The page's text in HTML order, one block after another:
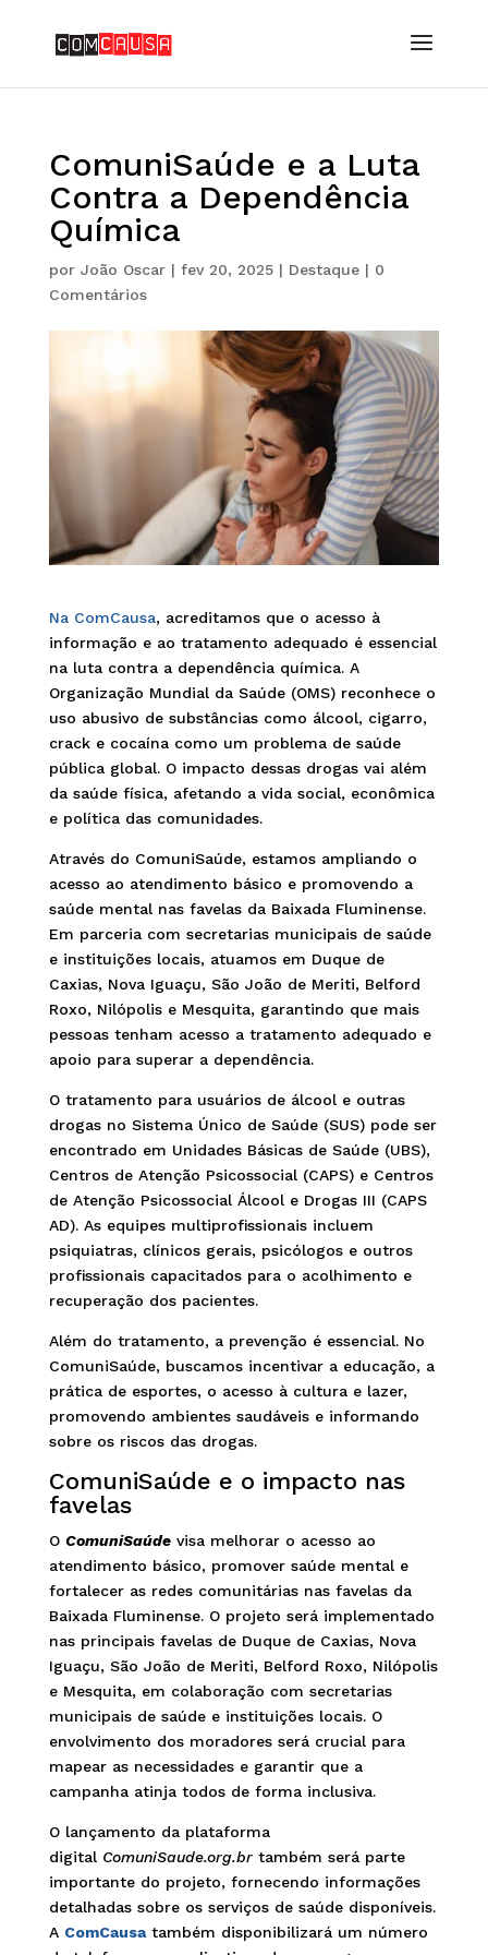
ComuniSaúde e a Luta
Contra a Dependência
Química
por João Oscar| fev 20, 2025| Destaque| 0
Comentários
Na ComCausa, acreditamos que o acesso à
informação e ao tratamento adequado é essencial
na luta contra a dependência química. A
Organização Mundial da Saúde (OMS) reconhece o
uso abusivo de substâncias como álcool, cigarro,
crack e cocaína como um problema de saúde
pública global. O impacto dessas drogas vai além
da saúde física, afetando a vida social, econômica
e política das comunidades.
Através do ComuniSaúde, estamos ampliando o
acesso ao atendimento básico e promovendo a
saúde mental nas favelas da Baixada Fluminense.
Em parceria com secretarias municipais de saúde
e instituições locais, atuamos em Duque de
Caxias, Nova Iguaçu, São João de Meriti, Belford
Roxo, Nilópolis e Mesquita, garantindo que mais
pessoas tenham acesso a tratamento adequado e
apoio para superar a dependência.
O tratamento para usuários de álcool e outras
drogas no Sistema Único de Saúde (SUS) pode ser
encontrado em Unidades Básicas de Saúde (UBS),
Centros de Atenção Psicossocial (CAPS) e Centros
de Atenção Psicossocial Álcool e Drogas III (CAPS
AD). As equipes multiprofissionais incluem
psiquiatras, clínicos gerais, psicólogos e outros
profissionais capacitados para o acolhimento e
recuperação dos pacientes.
Além do tratamento, a prevenção é essencial. No
ComuniSaúde, buscamos incentivar a educação, a
prática de esportes, o acesso à cultura e lazer,
promovendo ambientes saudáveis e informando
sobre os riscos das drogas.
ComuniSaúde e o impacto nas
favelas
O ComuniSaúdevisa melhorar o acesso ao
atendimento básico, promover saúde mental e
fortalecer as redes comunitárias nas favelas da
Baixada Fluminense. O projeto será implementado
nas principais favelas de Duque de Caxias, Nova
Iguaçu, São João de Meriti, Belford Roxo, Nilópolis
e Mesquita, em colaboração com secretarias
municipais de saúde e instituições locais. O
envolvimento dos moradores será crucial para
mapear as necessidades e garantir que a
campanha atinja todos de forma inclusiva.
O lançamento da plataforma
digital ComuniSaude.org.brtambém será parte
importante do projeto, fornecendo informações
detalhadas sobre os serviços de saúde disponíveis.
A ComCausatambém disponibilizará um número